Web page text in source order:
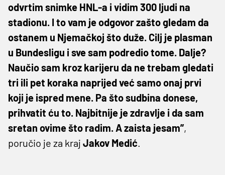
odvrtim snimke HNL-a i vidim 300 ljudi na
stadionu. I to vam je odgovor zašto gledam da
ostanem u Njemačkoj što duže. Cilj je plasman
u Bundesligu i sve sam podredio tome. Dalje?
Naučio sam kroz karijeru da ne trebam gledati
tri ili pet koraka naprijed već samo onaj prvi
koji je ispred mene. Pa što sudbina donese,
prihvatit ću to. Najbitnije je zdravlje i da sam
sretan ovime što radim. A zaista jesam”,
poručio je za kraj Jakov Medić